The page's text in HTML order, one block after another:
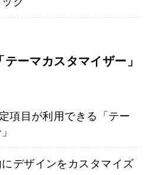
ーマカスタマイザー」
項目が利用できる「テー
デザインをカスタマイズ